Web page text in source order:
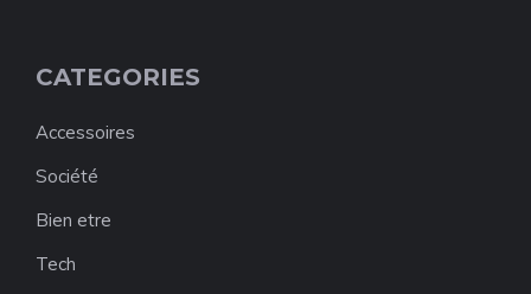
CATEGORIES
Accessoires
Société
Bien etre
Tech